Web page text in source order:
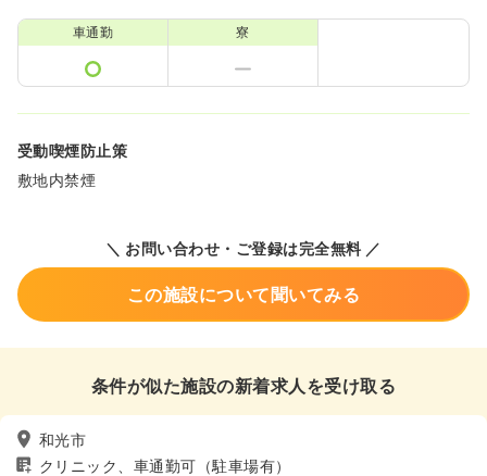
車通勤 寮
受動喫煙防止策
敷地内禁煙
＼ お問い合わせ・ご登録は完全無料 ／
この施設について聞いてみる
条件が似た施設の新着求人を受け取る
和光市
クリニック、車通勤可（駐車場有）